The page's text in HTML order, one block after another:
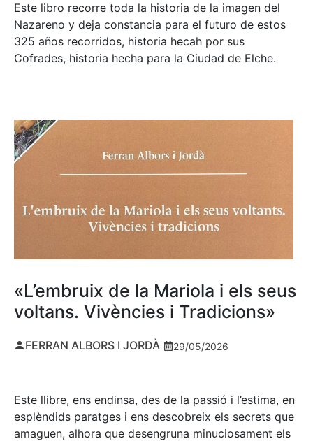
Este libro recorre toda la historia de la imagen del
Nazareno y deja constancia para el futuro de estos
325 años recorridos, historia hecah por sus
Cofrades, historia hecha para la Ciudad de Elche.
«L’embruix de la Mariola i els seus
voltans. Vivències i Tradicions»
FERRAN ALBORS I JORDÀ 29/05/2026
Este llibre, ens endinsa, des de la passió i l’estima, en
esplèndids paratges i ens descobreix els secrets que
amaguen, alhora que desengruna minuciosament els